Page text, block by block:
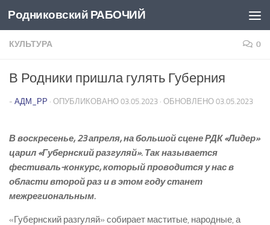
Перейти к содержимому
Родниковский РАБОЧИЙ
КУЛЬТУРА 0
В Родники пришла гулять Губерния
- АДМ_РР · ОПУБЛИКОВАНО 03.05.2023 · ОБНОВЛЕНО 03.05.2023
В воскресенье, 23 апреля, на большой сцене РДК «Лидер»
царил «Губернский разгуляй». Так называется
фестиваль­-конкурс, который проводится у нас в
области второй раз и в этом году станет
межрегиональным.
«Губернский разгуляй» собирает маститые, народные, а